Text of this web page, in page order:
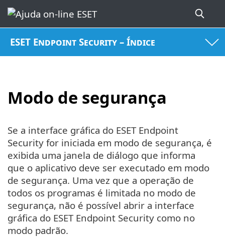
ESET Endpoint Security – Índice
Modo de segurança
Se a interface gráfica do ESET Endpoint
Security for iniciada em modo de segurança, é
exibida uma janela de diálogo que informa
que o aplicativo deve ser executado em modo
de segurança. Uma vez que a operação de
todos os programas é limitada no modo de
segurança, não é possível abrir a interface
gráfica do ESET Endpoint Security como no
modo padrão.